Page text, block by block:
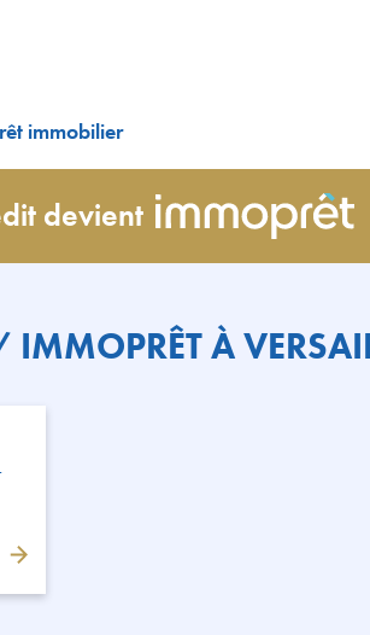
immobilier
devient
À